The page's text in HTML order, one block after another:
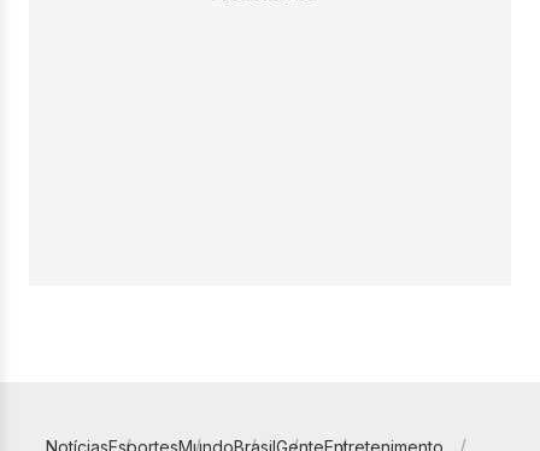
NotíciasEsportesMundoBrasilGenteEntretenimento